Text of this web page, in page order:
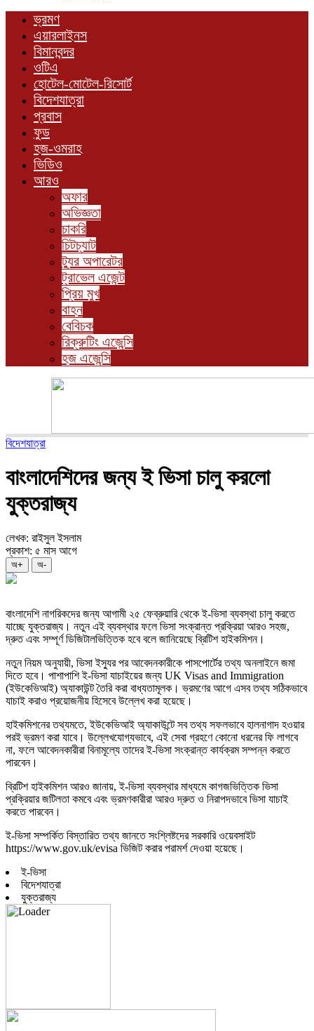
ভ্রমণ
এয়ারলাইনস
বিমানবন্দর
ওটিএ
হোটেল-মোটেল-রিসোর্ট
বিদেশযাত্রা
প্রবাস
ফুড
হজ-ওমরাহ
ভিডিও
আরও
অফার
অভিজ্ঞতা
চাকরি
চিটচ্যাট
ট্যুর অপারেটর
ট্রাভেল এজেন্ট
প্রিয় মুখ
বাহন
বেবিচক
রিক্রুটিং এজেন্সি
হজ এজেন্সি
বিদেশযাত্রা
বাংলাদেশিদের জন্য ই ভিসা চালু করলো
যুক্তরাজ্য
লেখক: রাইসুল ইসলাম
প্রকাশ: ৫ মাস আগে
অ+ অ-
বাংলাদেশি নাগরিকদের জন্য আগামী ২৫ ফেব্রুয়ারি থেকে ই-ভিসা ব্যবস্থা চালু করতে
যাচ্ছে যুক্তরাজ্য। নতুন এই ব্যবস্থার ফলে ভিসা সংক্রান্ত প্রক্রিয়া আরও সহজ,
দ্রুত এবং সম্পূর্ণ ডিজিটালভিত্তিক হবে বলে জানিয়েছে ব্রিটিশ হাইকমিশন।
নতুন নিয়ম অনুযায়ী, ভিসা ইস্যুর পর আবেদনকারীকে পাসপোর্টের তথ্য অনলাইনে জমা
দিতে হবে। পাশাপাশি ই-ভিসা যাচাইয়ের জন্য UK Visas and Immigration
(ইউকেভিআই) অ্যাকাউন্ট তৈরি করা বাধ্যতামূলক। ভ্রমণের আগে এসব তথ্য সঠিকভাবে
যাচাই করাও প্রয়োজনীয় হিসেবে উল্লেখ করা হয়েছে।
হাইকমিশনের তথ্যমতে, ইউকেভিআই অ্যাকাউন্টে সব তথ্য সফলভাবে হালনাগাদ হওয়ার
পরই ভ্রমণ করা যাবে। উল্লেখযোগ্যভাবে, এই সেবা গ্রহণে কোনো ধরনের ফি লাগবে
না, ফলে আবেদনকারীরা বিনামূল্যে তাদের ই-ভিসা সংক্রান্ত কার্যক্রম সম্পন্ন করতে
পারবেন।
ব্রিটিশ হাইকমিশন আরও জানায়, ই-ভিসা ব্যবস্থার মাধ্যমে কাগজভিত্তিক ভিসা
প্রক্রিয়ার জটিলতা কমবে এবং ভ্রমণকারীরা আরও দ্রুত ও নিরাপদভাবে ভিসা যাচাই
করতে পারবেন।
ই-ভিসা সম্পর্কিত বিস্তারিত তথ্য জানতে সংশ্লিষ্টদের সরকারি ওয়েবসাইট
https://www.gov.uk/evisa ভিজিট করার পরামর্শ দেওয়া হয়েছে।
ই-ভিসা
বিদেশযাত্রা
যুক্তরাজ্য